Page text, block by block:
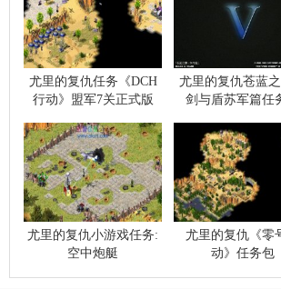
尤里的复仇任务《DCH
行动》盟军7关正式版
尤里的复仇苍蓝之
剑与盾苏军篇任
尤里的复仇小游戏任务:
空中炮艇
尤里的复仇《零
动》任务包